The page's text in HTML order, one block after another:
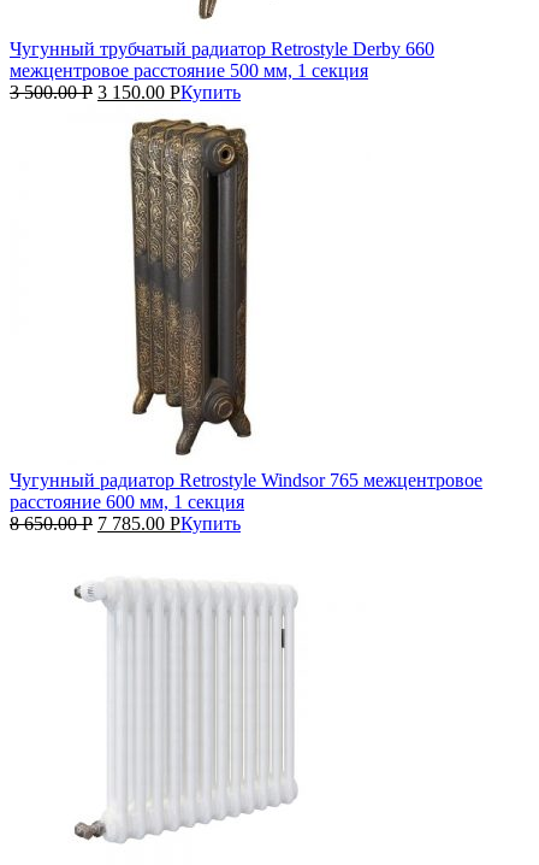
Чугунный трубчатый радиатор Retrostyle Derby 660
межцентровое расстояние 500 мм, 1 секция
3 500.00Р 3 150.00 РКупить
Чугунный радиатор Retrostyle Windsor 765 межцентровое
расстояние 600 мм, 1 секция
8 650.00Р 7 785.00 РКупить